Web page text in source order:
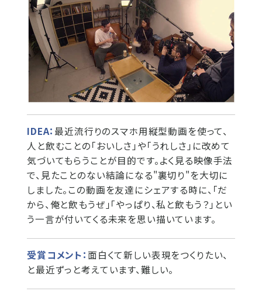
IDEA： 最近流行りのスマホ用縦型動画を使って、
人と飲むことの「おいしさ」や「うれしさ」に改めて
気づいてもらうことが目的です。よく見る映像手法
で、見たことのない結論になる"裏切り"を大切に
しました。この動画を友達にシェアする時に、「だ
から、俺と飲もうぜ」「やっぱり、私と飲もう？」とい
う一言が付いてくる未来を思い描いています。
受賞コメント： 面白くて新しい表現をつくりたい、
と最近ずっと考えています、難しい。